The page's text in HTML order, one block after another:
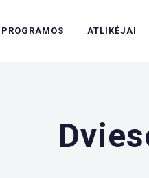
PROGRAMOS ATLIKĖJAI